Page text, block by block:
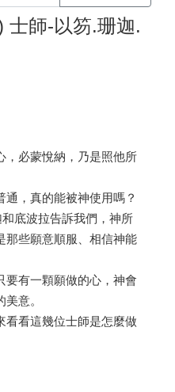
士師-以笏.珊迦.
，必蒙悅納，乃是照他所
，真的能被神使用嗎？
底波拉告訴我們，神所
那些願意順服、相信神能
要有一顆願做的心，神會
意。
看看這幾位士師是怎麼做